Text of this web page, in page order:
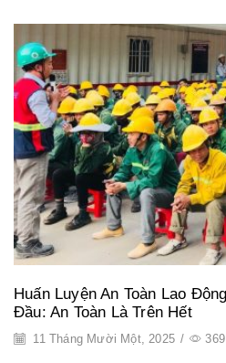
Huấn Luyện An Toàn Lao
Đầu: An Toàn Là Trên Hết
11 Tháng Mười Một, 2025 / 369